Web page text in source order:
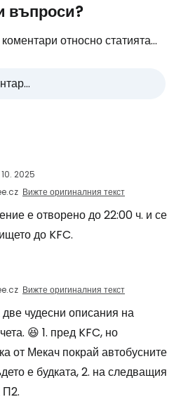
въпроси?
относно статията...
2025
Вижте оригиналния текст
е отворено до 22:00 ч. и се
до KFC.
Вижте оригиналния текст
чудесни описания на
😆 1. пред KFC, но
от Мекач покрай автобусните
е будката, 2. на следващия
П2.